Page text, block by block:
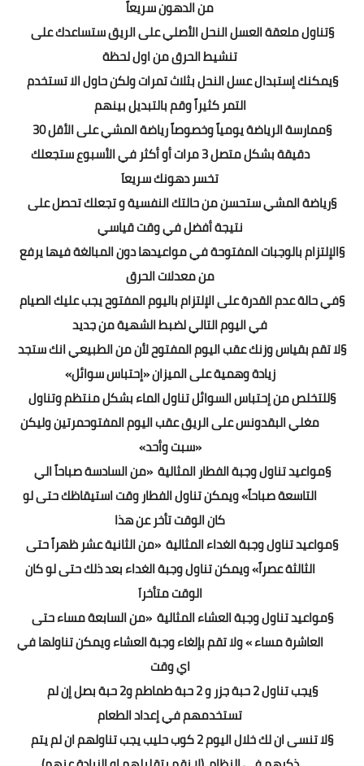
من الدهون سريعاً
§تناول ملعقة العسل النحل الأصلي على الريق ستساعدك على
تنشيط الحرق من اول لحظة
§يمكنك إستبدال عسل النحل بثلاث تمرات ولكن حاول الا تستخدم
التمر كثيراً وقم بالتبديل بينهم
§
ممارسة الرياضة يومياً وخصوصاً رياضة المشي على الأقل 30
دقيقة بشكل متصل 3 مرات أو أكثر في الأسبوع ستجعلك
تخسر دهونك سريعاَ
§رياضة المشي ستحسن من حالتك النفسية و تجعلك تحصل على
نتيجة أفضل في وقت قياسي
§الإلتزام بالوجبات المفتوحة في مواعيدها دون المبالغة فيها يرفع
من معدلات الحرق
§في حالة عدم القدرة على الإلتزام باليوم المفتوح يجب عليك الصيام
في اليوم التالي لضبط الشهية من جديد
§لا تقم بقياس وزنك عقب اليوم المفتوح لأن من الطبيعي انك ستجد
زيادة وهمية على الميزان «إحتباس سوائل»
§للتخلص من إحتباس السوائل تناول الماء بشكل منتظم وتناول
مغلي البقدونس على الريق عقب اليوم المفتوحمرتين وليكن
«سبت وأحد»
§مواعيد تناول وجبة الفطار المثالية «من السادسة صباحاً الي
التاسعة صباحاً» ويمكن تناول الفطار وقت استيقاظك حتى لو
كان الوقت تأخر عن هذا
§مواعيد تناول وجبة الغداء المثالية «من الثانية عشر ظهراً حتى
الثالثة عصراً» ويمكن تناول وجبة الغداء بعد ذلك حتى لو كان
الوقت متأخراَ
§مواعيد تناول وجبة العشاء المثالية «من السابعة مساء حتى
العاشرة مساء » ولا تقم بإلغاء وجبة العشاء ويمكن تناولها في
اي وقت
§
يجب تناول 2 حبة جزر و 2 حبة طماطم و2 حبة بصل إن لم
تستخدمهم في إعداد الطعام
§
لا تنسى ان لك خلال اليوم 2 كوب حليب يجب تناولهم ان لم يتم